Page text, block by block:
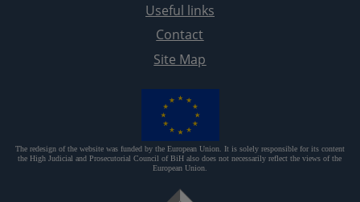
Useful links
Contact
Site Map
The redesign of the website was funded by the European Union. It is solely responsible for its content
the High Judicial and Prosecutorial Council of BiH also does not necessarily reflect the views of the
European Union.